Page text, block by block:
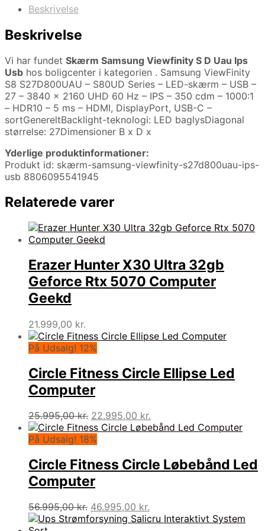
Beskrivelse
Beskrivelse
Vi har fundet Skærm Samsung Viewfinity S D Uau Ips
Usb hos boligcenter i kategorien . Samsung ViewFinity
S8 S27D800UAU – S80UD Series – LED-skærm – USB –
27 – 3840 x 2160 UHD 60 Hz – IPS – 350 cdm – 1000:1
– HDR10 – 5 ms – HDMI, DisplayPort, USB-C –
sortGenereltBacklight-teknologi: LED baglysDiagonal
størrelse: 27Dimensioner B x D x
Yderlige produktinformationer:
Produkt id: skærm-samsung-viewfinity-s27d800uau-ips-
usb 8806095541945
Relaterede varer
Erazer Hunter X30 Ultra 32gb
Geforce Rtx 5070 Computer
Geekd
21.999,00 kr.
På Udsalg! 12%
Circle Fitness Circle Ellipse Led
Computer
25.995,00kr. Den
oprindelige
pris
25.995,00 kr..
22.995,00 kr.
aktuelle
22.995,00 kr..
På Udsalg! 18%
Circle Fitness Circle Løbebånd Led
Computer
56.995,00kr. Den
oprindelige
46.995,00 kr.
aktuelle